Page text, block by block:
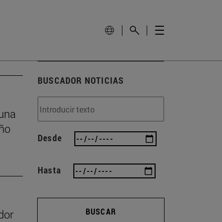
BUSCADOR NOTICIAS
Desde
Hasta
BUSCAR